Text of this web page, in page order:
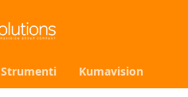
Strumenti Kumavision